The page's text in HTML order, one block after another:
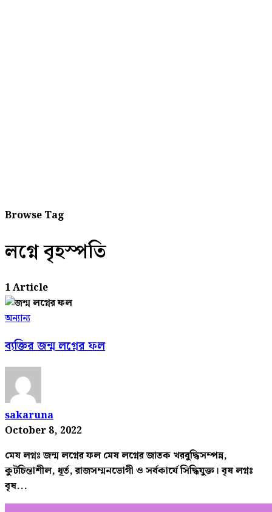
Browse Tag
লগ্নে বৃহস্পতি
1 Article
অন্যান্য
ব্যক্তির জন্ম লগ্নের ফল
sakaruna
October 8, 2022
মেষ লগ্নঃ জন্ম লগ্নের ফল মেষ লগ্নের জাতক খরবুদ্ধিসম্পন্ন,
কুটচিন্তাশীল, ধূর্ত, রাজসম্মনভোগী ও সর্বকার্যে সিদ্ধিযুক্ত। বৃষ লগ্নঃ
বৃষ...